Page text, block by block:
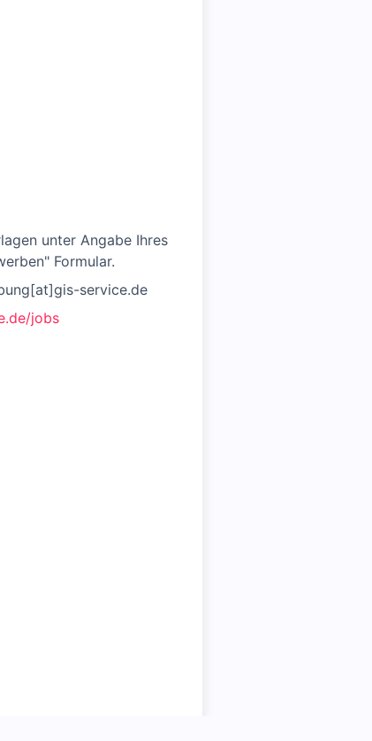
unter Angabe Ihres
Formular.
service.de
jobs